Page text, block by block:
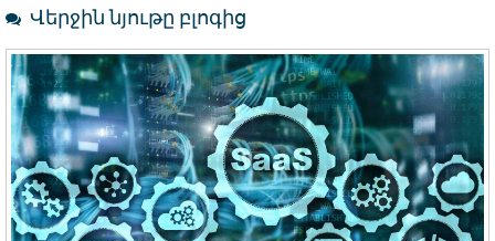
Վերջին նյութը բլոգից